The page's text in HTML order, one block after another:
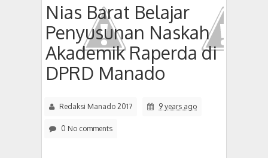
Nias Barat Belajar
Penyusunan Naskah
Akademik Raperda di
DPRD Manado
Redaksi Manado 2017 9 years ago
0 No comments